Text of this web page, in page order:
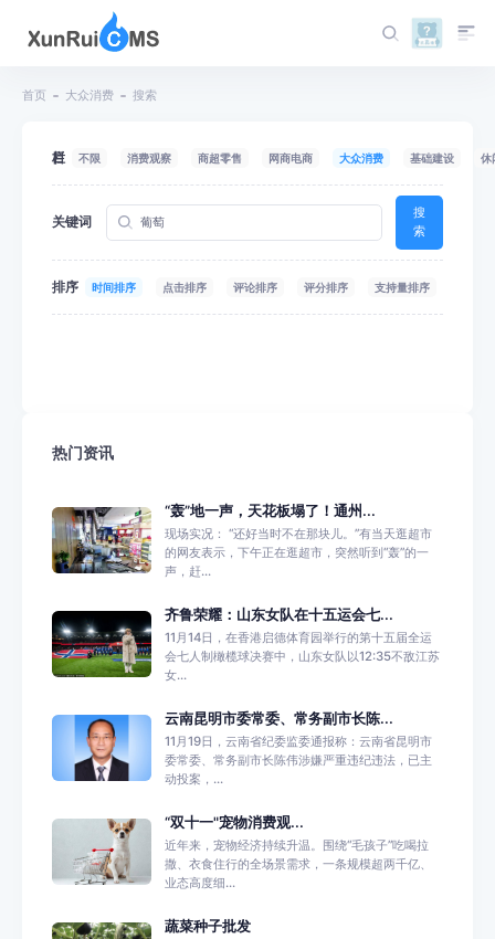
首页 大众消费 搜索
栏目 不限 消费观察 商超零售 网商电商 大众消费 基础建设 休
关键词
搜
索
排序 时间排序 点击排序 评论排序 评分排序 支持量排序
热门资讯
“轰”地一声，天花板塌了！通州...
现场实况： “还好当时不在那块儿。”有当天逛超市
的网友表示，下午正在逛超市，突然听到“轰”的一
声，赶...
齐鲁荣耀：山东女队在十五运会七...
11月14日，在香港启德体育园举行的第十五届全运
会七人制橄榄球决赛中，山东女队以12:35不敌江苏
女...
云南昆明市委常委、常务副市长陈...
11月19日，云南省纪委监委通报称：云南省昆明市
委常委、常务副市长陈伟涉嫌严重违纪违法，已主
动投案，...
“双十一"宠物消费观...
近年来，宠物经济持续升温。围绕“毛孩子”吃喝拉
撒、衣食住行的全场景需求，一条规模超两千亿、
业态高度细...
蔬菜种子批发